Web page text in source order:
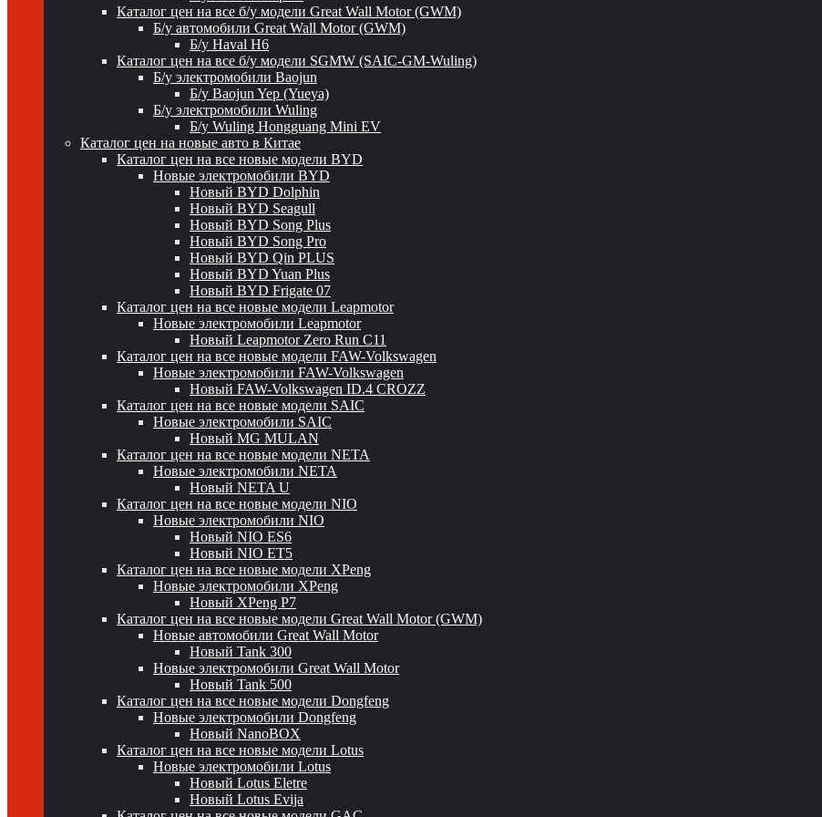
Каталог цен на все б/у модели Great Wall Motor (GWM)
Б/у автомобили Great Wall Motor (GWM)
Б/у Haval H6
Каталог цен на все б/у модели SGMW (SAIC-GM-Wuling)
Б/у электромобили Baojun
Б/у Baojun Yep (Yueya)
Б/у электромобили Wuling
Б/у Wuling Hongguang Mini EV
Каталог цен на новые авто в Китае
Каталог цен на все новые модели BYD
Новые электромобили BYD
Новый BYD Dolphin
Новый BYD Seagull
Новый BYD Song Plus
Новый BYD Song Pro
Новый BYD Qin PLUS
Новый BYD Yuan Plus
Новый BYD Frigate 07
Каталог цен на все новые модели Leapmotor
Новые электромобили Leapmotor
Новый Leapmotor Zero Run C11
Каталог цен на все новые модели FAW-Volkswagen
Новые электромобили FAW-Volkswagen
Новый FAW-Volkswagen ID.4 CROZZ
Каталог цен на все новые модели SAIC
Новые электромобили SAIC
Новый MG MULAN
Каталог цен на все новые модели NETA
Новые электромобили NETA
Новый NETA U
Каталог цен на все новые модели NIO
Новые электромобили NIO
Новый NIO ES6
Новый NIO ET5
Каталог цен на все новые модели XPeng
Новые электромобили XPeng
Новый XPeng P7
Каталог цен на все новые модели Great Wall Motor (GWM)
Новые автомобили Great Wall Motor
Новый Tank 300
Новые электромобили Great Wall Motor
Новый Tank 500
Каталог цен на все новые модели Dongfeng
Новые электромобили Dongfeng
Новый NanoBOX
Каталог цен на все новые модели Lotus
Новые электромобили Lotus
Новый Lotus Eletre
Новый Lotus Evija